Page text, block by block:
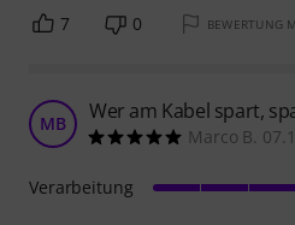
7 0 BEWERTUNG
MB Wer am Kabel spart,
Marco B.
Verarbeitung